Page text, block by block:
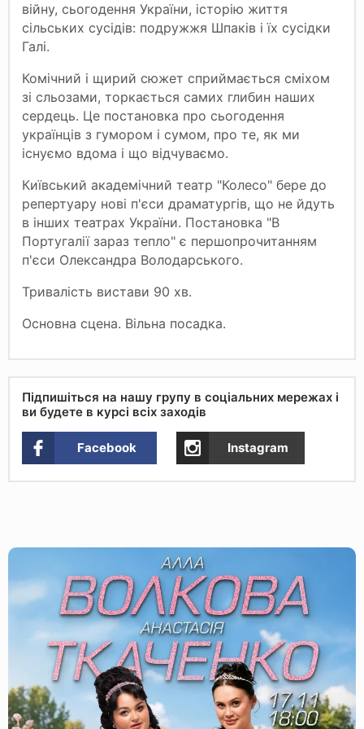
війну, сьогодення України, історію життя
сільських сусідів: подружжя Шпаків і їх сусідки
Галі.
Комічний і щирий сюжет сприймається сміхом
зі сльозами, торкається самих глибин наших
сердець. Це постановка про сьогодення
українців з гумором і сумом, про те, як ми
існуємо вдома і що відчуваємо.
Київський академічний театр "Колесо" бере до
репертуару нові п'єси драматургів, що не йдуть
в інших театрах України. Постановка "В
Португалії зараз тепло" є першопрочитанням
п'єси Олександра Володарського.
Тривалість вистави 90 хв.
Основна сцена. Вільна посадка.
Підпишіться на нашу групу в соціальних мережах і
ви будете в курсі всіх заходів
Facebook Instagram